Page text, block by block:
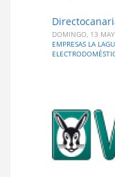
DOMINGO, 13
EMPRESAS LA